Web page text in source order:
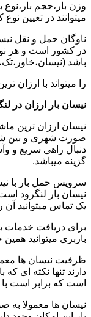
وزن بار،حجم
میتوانند در تعیین
ناوگان حمل و نقل
در کشور است و هر
باشد
را میتواند با ارزان
نیسان بار ارزان در
نیسان ارزان ترین
صورت شهری و بین
دنبال راهی سریع و
گزینه میباشد.
سرویس حمل بار با
نیسان بار لنگرود
یک تماس میتوانید آن
برای دریافت خدمات
باربری میتوانید همین
دارند تنها نکته ای که
است که برابر است با 2 متر طول و 1.65 متر عرض.
نیسان ها معمولا به